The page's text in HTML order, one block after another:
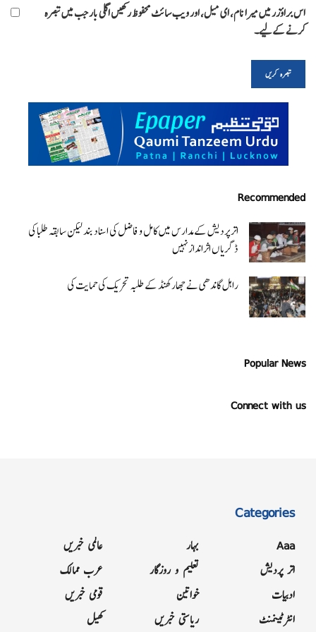
اس براؤزر میں میرا نام، ای میل، اور ویب سائٹ محفوظ رکھیں اگلی بار جب میں تبصرہ
کرنے کےلیے۔
Recommended
اتر پردیش کےمدارس میں کامل و فاضل کی اسناد بند لیکن سابقہ طلبا کی
ڈگریا ں اثرانداز نہیں
راہل گاندھی نے جھارکھنڈ کے طلبہ تحریک کی حمایت کی
Popular News
Connect with us
Categories
Aaa
اتر پردیش
ادبیات
انٹرٹینمنٹ
بہار
تعلیم و روزگار
خواتین
ریاستی خبریں
عالمی خبریں
عرب ممالک
قومی خبریں
کھیل